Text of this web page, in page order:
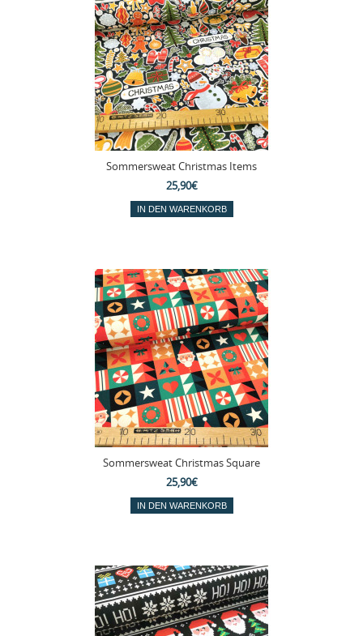
Sommersweat Christmas Items
25,90€
Sommersweat Christmas Square
25,90€